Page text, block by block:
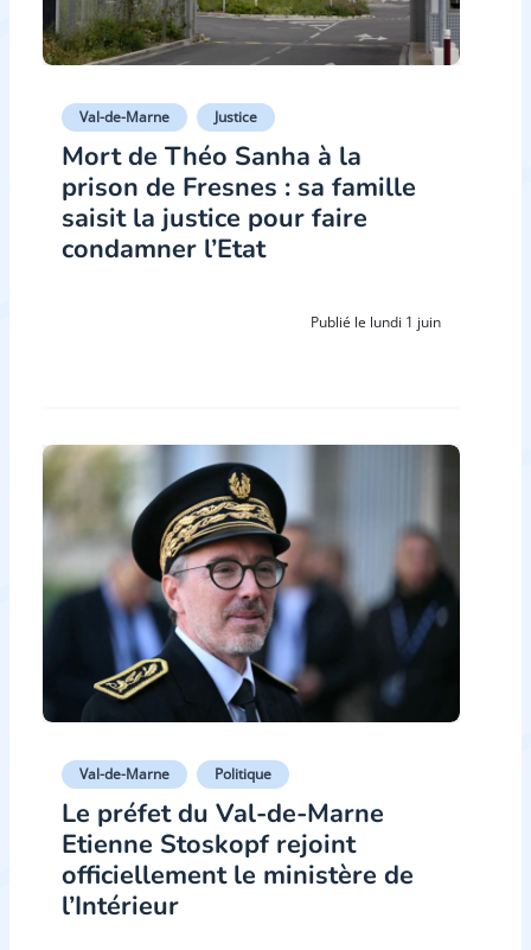
Val-de-Marne Justice
Mort de Théo Sanha à la
prison de Fresnes : sa famille
saisit la justice pour faire
condamner l’Etat
Publié le lundi 1 juin
Val-de-Marne Politique
Le préfet du Val-de-Marne
Etienne Stoskopf rejoint
officiellement le ministère de
l’Intérieur